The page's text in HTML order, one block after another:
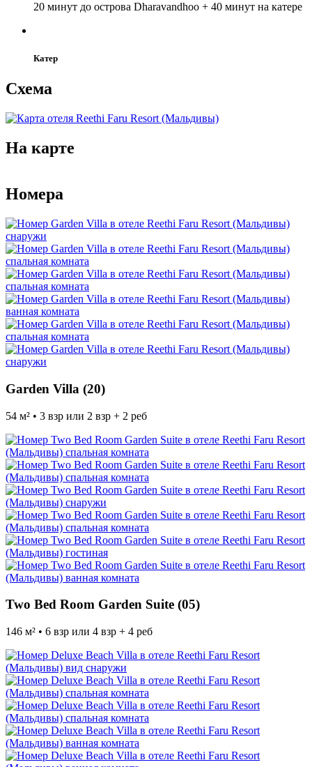
20 минут до острова Dharavandhoo + 40 минут на катере
Катер
Схема
На карте
Номера
Garden Villa (20)
54 м² • 3 взр или 2 взр + 2 реб
Two Bed Room Garden Suite (05)
146 м² • 6 взр или 4 взр + 4 реб